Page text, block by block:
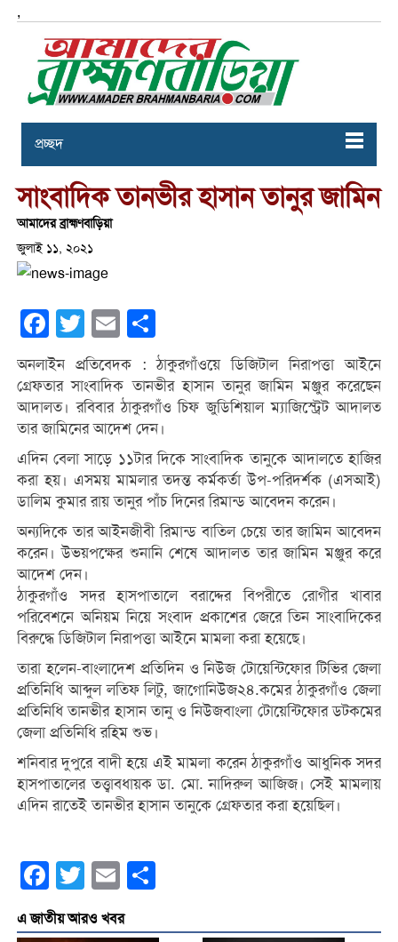
,
প্রচ্ছদ
সাংবাদিক তানভীর হাসান তানুর জামিন
আমাদের ব্রাহ্মণবাড়িয়া
জুলাই ১১, ২০২১
Facebook
Twitter Email
অনলাইন প্রতিবেদক : ঠাকুরগাঁওয়ে ডিজিটাল নিরাপত্তা আইনে
গ্রেফতার সাংবাদিক তানভীর হাসান তানুর জামিন মঞ্জুর করেছেন
আদালত। রবিবার ঠাকুরগাঁও চিফ জুডিশিয়াল ম্যাজিস্ট্রেট আদালত
তার জামিনের আদেশ দেন।
এদিন বেলা সাড়ে ১১টার দিকে সাংবাদিক তানুকে আদালতে হাজির
করা হয়। এসময় মামলার তদন্ত কর্মকর্তা উপ-পরিদর্শক (এসআই)
ডালিম কুমার রায় তানুর পাঁচ দিনের রিমান্ড আবেদন করেন।
অন্যদিকে তার আইনজীবী রিমান্ড বাতিল চেয়ে তার জামিন আবেদন
করেন। উভয়পক্ষের শুনানি শেষে আদালত তার জামিন মঞ্জুর করে
আদেশ দেন।
ঠাকুরগাঁও সদর হাসপাতালে বরাদ্দের বিপরীতে রোগীর খাবার
পরিবেশনে অনিয়ম নিয়ে সংবাদ প্রকাশের জেরে তিন সাংবাদিকের
বিরুদ্ধে ডিজিটাল নিরাপত্তা আইনে মামলা করা হয়েছে।
তারা হলেন-বাংলাদেশ প্রতিদিন ও নিউজ টোয়েন্টিফোর টিভির জেলা
প্রতিনিধি আব্দুল লতিফ লিটু, জাগোনিউজ২৪.কমের ঠাকুরগাঁও জেলা
প্রতিনিধি তানভীর হাসান তানু ও নিউজবাংলা টোয়েন্টিফোর ডটকমের
জেলা প্রতিনিধি রহিম শুভ।
শনিবার দুপুরে বাদী হয়ে এই মামলা করেন ঠাকুরগাঁও আধুনিক সদর
হাসপাতালের তত্ত্বাবধায়ক ডা. মো. নাদিরুল আজিজ। সেই মামলায়
এদিন রাতেই তানভীর হাসান তানুকে গ্রেফতার করা হয়েছিল।
Facebook
Twitter Email
এ জাতীয় আরও খবর